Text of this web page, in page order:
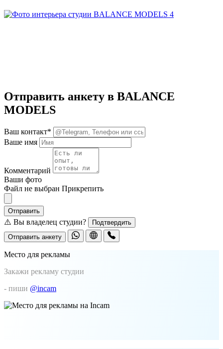
Отправить анкету в BALANCE
MODELS
Ваш контакт*
Ваше имя
Комментарий
Ваши фото
Файл не выбран Прикрепить
Отправить
⚠️ Вы владелец студии?
Подтвердить
Отправить анкету
Место для рекламы
Закажи рекламу студии
- пиши @incam